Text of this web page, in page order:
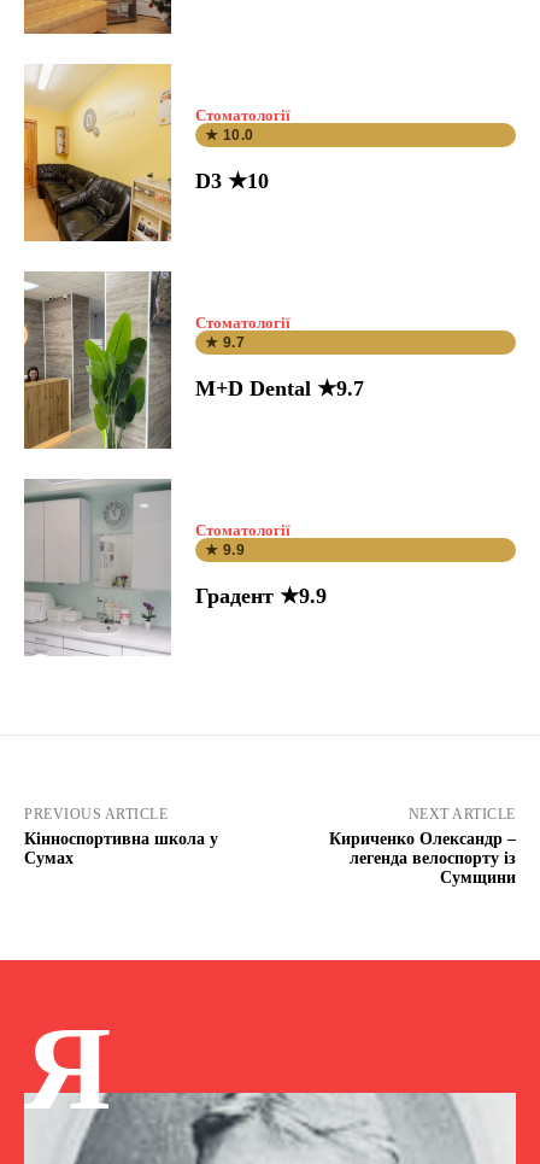
Стоматології
★ 10.0
D3 ★10
Стоматології
★ 9.7
M+D Dental ★9.7
Стоматології
★ 9.9
Градент ★9.9
PREVIOUS ARTICLE
Кінноспортивна школа у
Сумах
NEXT ARTICLE
Кириченко Олександр –
легенда велоспорту із
Сумщини
Я